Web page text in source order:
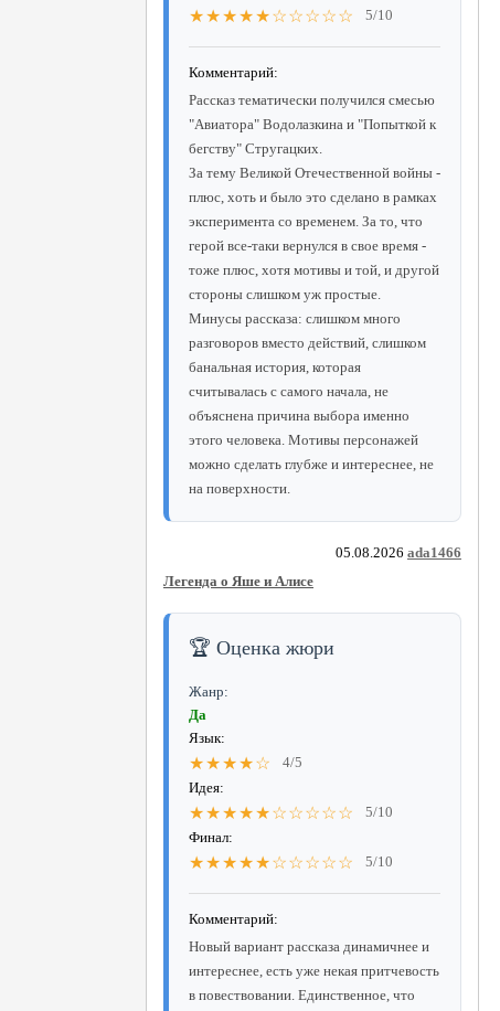
★★★★★☆☆☆☆☆ 5/10
Комментарий:
Рассказ тематически получился смесью
"Авиатора" Водолазкина и "Попыткой к
бегству" Стругацких.
За тему Великой Отечественной войны -
плюс, хоть и было это сделано в рамках
эксперимента со временем. За то, что
герой все-таки вернулся в свое время -
тоже плюс, хотя мотивы и той, и другой
стороны слишком уж простые.
Минусы рассказа: слишком много
разговоров вместо действий, слишком
банальная история, которая
считывалась с самого начала, не
объяснена причина выбора именно
этого человека. Мотивы персонажей
можно сделать глубже и интереснее, не
на поверхности.
05.08.2026 ada1466
Легенда о Яше и Алисе
🏆 Оценка жюри
Жанр:
Да
Язык:
★★★★☆
4/5
Идея:
★★★★★☆☆☆☆☆
5/10
Финал:
★★★★★☆☆☆☆☆ 5/10
Комментарий:
Новый вариант рассказа динамичнее и
интереснее, есть уже некая притчевость
в повествовании. Единственное, что